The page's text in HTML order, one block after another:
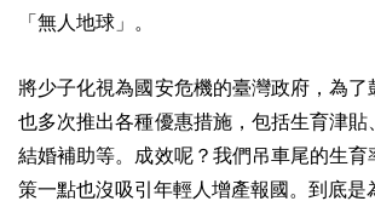
「無人地球」。
將少子化視為國安危機的臺灣政府，為了
也多次推出各種優惠措施，包括生育津貼
結婚補助等。成效呢？我們吊車尾的生育
策一點也沒吸引年輕人增產報國。到底是